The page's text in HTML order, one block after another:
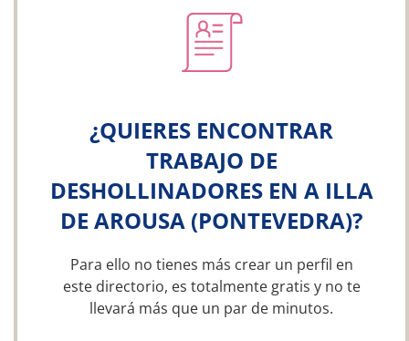
¿QUIERES ENCONTRAR
TRABAJO DE
DESHOLLINADORES EN A ILLA
DE AROUSA (PONTEVEDRA)?
Para ello no tienes más crear un perfil en
este directorio, es totalmente gratis y no te
llevará más que un par de minutos.